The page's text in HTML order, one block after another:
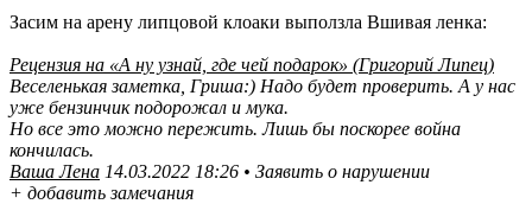
Засим на арену липцовой клоаки выползла Вшивая ленка:
Рецензия на «А ну узнай, где чей подарок» (Григорий Липец)
Веселенькая заметка, Гриша:) Надо будет проверить. А у нас
уже бензинчик подорожал и мука.
Но все это можно пережить. Лишь бы поскорее война
кончилась.
Ваша Лена 14.03.2022 18:26 • Заявить о нарушении
+ добавить замечания